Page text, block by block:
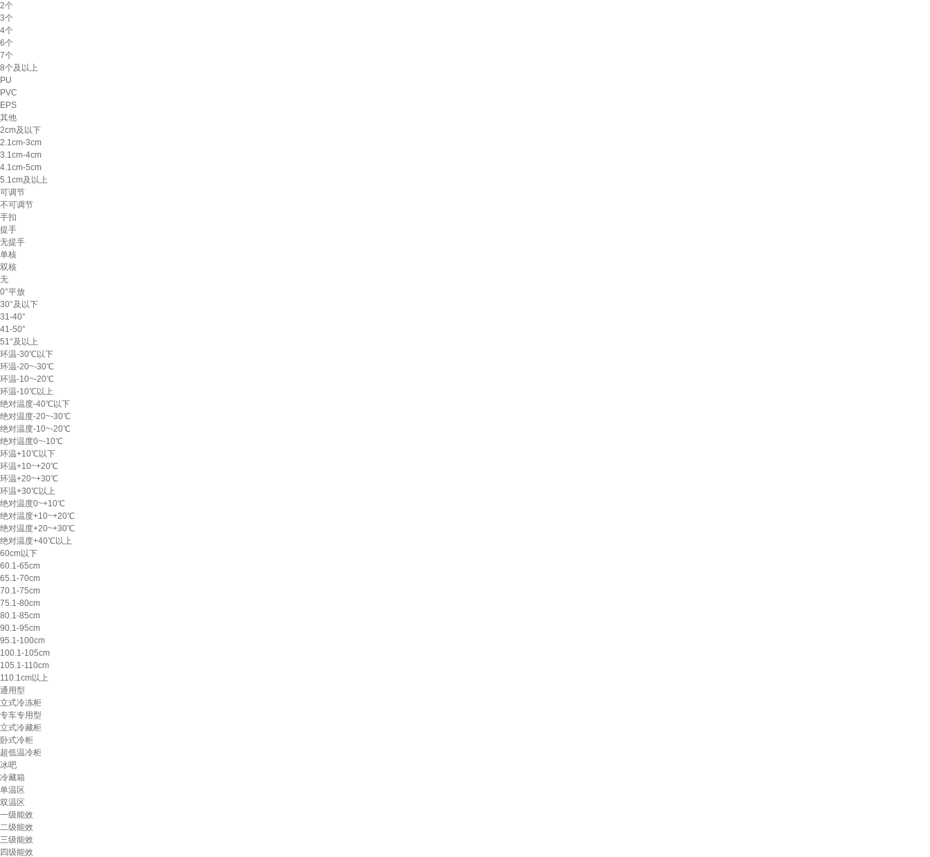
2个
3个
4个
6个
7个
8个及以上
PU
PVC
EPS
其他
2cm及以下
2.1cm-3cm
3.1cm-4cm
4.1cm-5cm
5.1cm及以上
可调节
不可调节
手扣
提手
无提手
单核
双核
无
0°平放
30°及以下
31-40°
41-50°
51°及以上
环温-30℃以下
环温-20~-30℃
环温-10~-20℃
环温-10℃以上
绝对温度-40℃以下
绝对温度-20~-30℃
绝对温度-10~-20℃
绝对温度0~-10℃
环温+10℃以下
环温+10~+20℃
环温+20~+30℃
环温+30℃以上
绝对温度0~+10℃
绝对温度+10~+20℃
绝对温度+20~+30℃
绝对温度+40℃以上
60cm以下
60.1-65cm
65.1-70cm
70.1-75cm
75.1-80cm
80.1-85cm
90.1-95cm
95.1-100cm
100.1-105cm
105.1-110cm
110.1cm以上
通用型
立式冷冻柜
专车专用型
立式冷藏柜
卧式冷柜
超低温冷柜
冰吧
冷藏箱
单温区
双温区
一级能效
二级能效
三级能效
四级能效